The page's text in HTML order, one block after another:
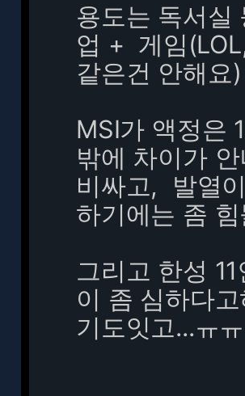
용도는 독서실
업 + 게임
같은건 안해요)
MSI가 액정은
밖에 차이가
비싸고, 발열
하기에는 좀
그리고 한성
이 좀 심하다
기도잇고...ㅠㅠ